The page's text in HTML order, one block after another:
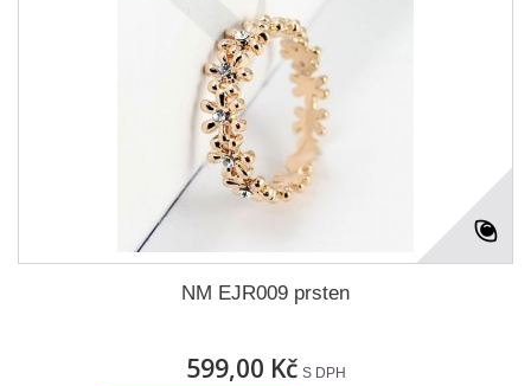
NM EJR009 prsten
599,00 Kč S DPH